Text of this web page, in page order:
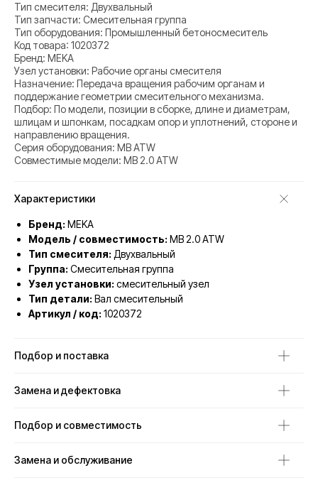
Тип смесителя: Двухвальный
Тип запчасти: Смесительная группа
Тип оборудования: Промышленный бетоносмеситель
Код товара: 1020372
Бренд: MEKA
Узел установки: Рабочие органы смесителя
Назначение: Передача вращения рабочим органам и
поддержание геометрии смесительного механизма.
Подбор: По модели, позиции в сборке, длине и диаметрам,
шлицам и шпонкам, посадкам опор и уплотнений, стороне и
направлению вращения.
Серия оборудования: MB ATW
Совместимые модели: MB 2.0 ATW
Характеристики
Бренд: MEKA
Модель / совместимость: MB 2.0 ATW
Тип смесителя: Двухвальный
Группа: Смесительная группа
Узел установки: смесительный узел
Тип детали: Вал смесительный
Артикул / код: 1020372
Подбор и поставка
Замена и дефектовка
Подбор и совместимость
Замена и обслуживание